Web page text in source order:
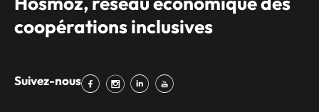
coopérations inclusives
Suivez-nous